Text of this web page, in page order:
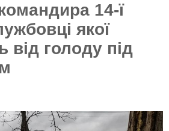
14-ї
якої
від голоду під